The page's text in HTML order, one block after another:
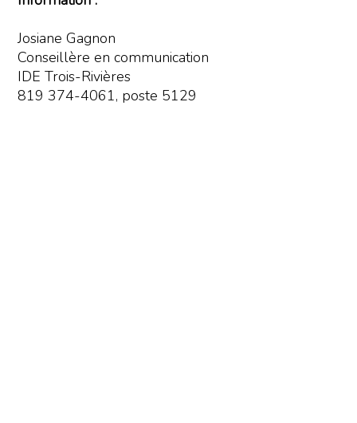
Josiane Gagnon
Conseillère en communication
IDE Trois-Rivières
819 374-4061, poste 5129